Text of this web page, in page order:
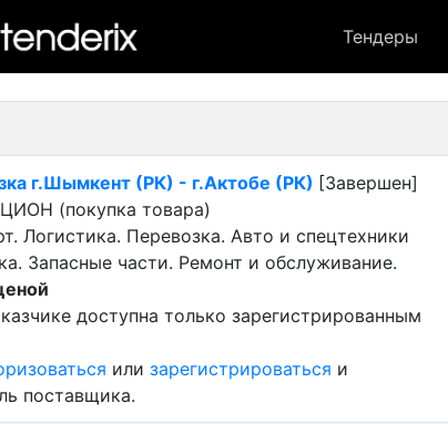
Тендеры
лот
г.Шымкент (РК) - г.Актобе (РК) [Завершен]
(покупка товара)
Логистика. Перевозка. Авто и спецтехники
Запасные части. Ремонт и обслуживание.
доступна только зарегистрированным
или зарегистрироваться и
поставщика.